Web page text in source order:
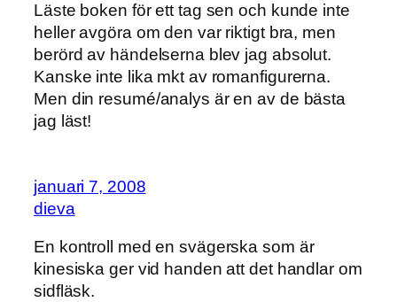
Läste boken för ett tag sen och kunde inte
heller avgöra om den var riktigt bra, men
berörd av händelserna blev jag absolut.
Kanske inte lika mkt av romanfigurerna.
Men din resumé/analys är en av de bästa
jag läst!
januari 7, 2008
dieva
En kontroll med en svägerska som är
kinesiska ger vid handen att det handlar om
sidfläsk.